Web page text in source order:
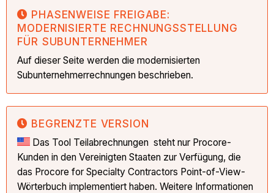
PHASENWEISE FREIGABE:
MODERNISIERTE RECHNUNGSSTELLUNG
FÜR SUBUNTERNEHMER
Auf dieser Seite werden die modernisierten
Subunternehmerrechnungen beschrieben.
BEGRENZTE VERSION
Das Tool Teilabrechnungen steht nur Procore-
Kunden in den Vereinigten Staaten zur Verfügung, die
das Procore for Specialty Contractors Point-of-View-
Wörterbuch implementiert haben. Weitere Informationen